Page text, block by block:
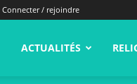
Connecter / rejoindre
ACTUALITÉS